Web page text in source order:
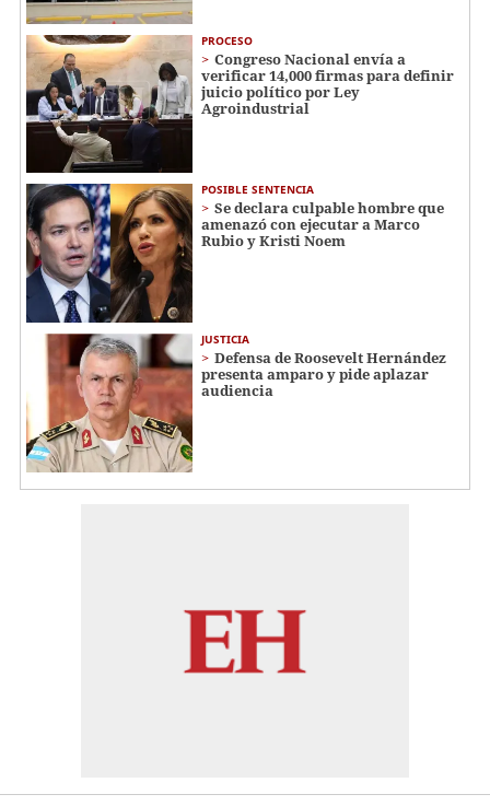
PROCESO
Congreso Nacional envía a
verificar 14,000 firmas para definir
juicio político por Ley
Agroindustrial
POSIBLE SENTENCIA
Se declara culpable hombre que
amenazó con ejecutar a Marco
Rubio y Kristi Noem
JUSTICIA
Defensa de Roosevelt Hernández
presenta amparo y pide aplazar
audiencia